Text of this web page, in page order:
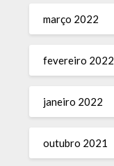
março 2022
fevereiro 2022
janeiro 2022
outubro 2021